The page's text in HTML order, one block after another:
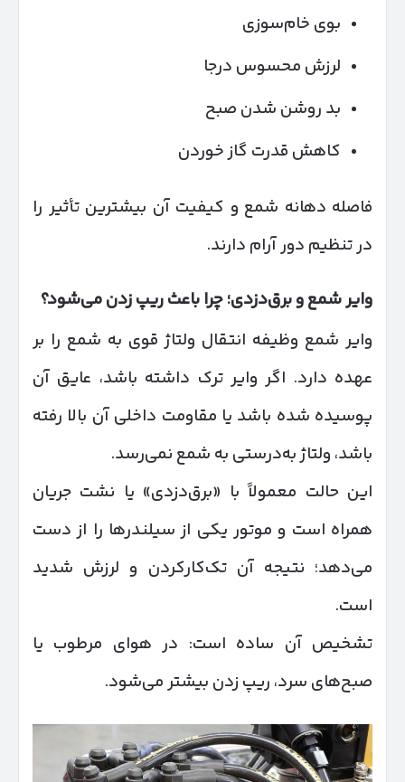
بوی خام‌سوزی
لرزش محسوس درجا
بد روشن شدن صبح
کاهش قدرت گاز خوردن
فاصله دهانه شمع و کیفیت آن بیشترین تأثیر را
در تنظیم دور آرام دارند.
وایر شمع و برق‌دزدی؛ چرا باعث ریپ زدن می‌شود؟
وایر شمع وظیفه انتقال ولتاژ قوی به شمع را بر
عهده دارد. اگر وایر ترک داشته باشد، عایق آن
پوسیده شده باشد یا مقاومت داخلی آن بالا رفته
باشد، ولتاژ به‌درستی به شمع نمی‌رسد.
این حالت معمولاً با «برق‌دزدی» یا نشت جریان
همراه است و موتور یکی از سیلندرها را از دست
می‌دهد؛ نتیجه آن تک‌کارکردن و لرزش شدید
است.
تشخیص آن ساده است: در هوای مرطوب یا
صبح‌های سرد، ریپ زدن بیشتر می‌شود.